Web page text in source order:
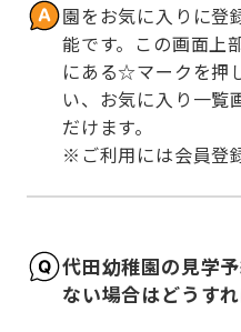
園をお気に入りに登
能です。この画面上
にある☆マークを押
い、お気に入り一覧
だけます。
※ご利用には会員登
代田幼稚園の見学
ない場合はどうす